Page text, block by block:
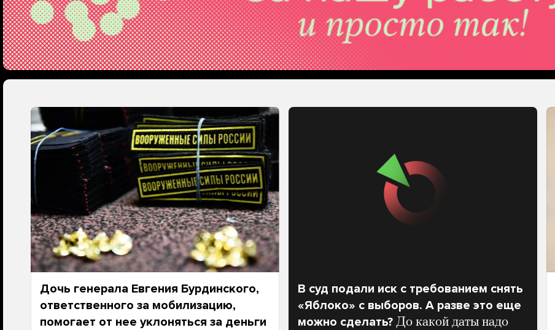
Дочь генерала Евгения Бурдинского,
ответственного за мобилизацию,
помогает от нее уклоняться за деньги
В суд подали иск с требованием снять
«Яблоко» с выборов. А разве это еще
можно сделать? До какой даты надо